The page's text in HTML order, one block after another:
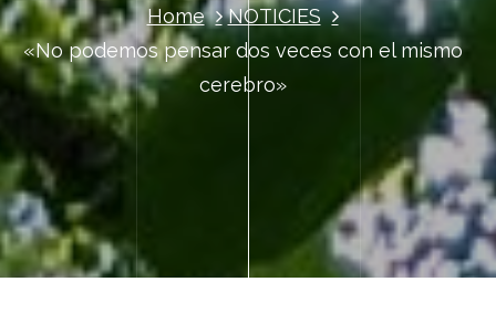
Home
NOTICIES
«No podemos pensar dos veces con el mismo
cerebro»